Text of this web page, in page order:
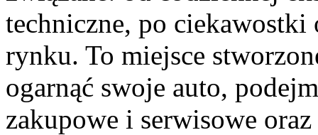
techniczne, po
rynku. To miejsce
ogarnąć swoje auto,
zakupowe i serwisowe